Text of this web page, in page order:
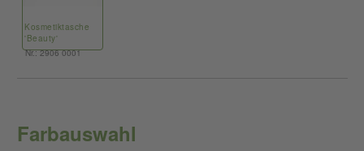
Kosmetiktasche
'Beauty'
Nr.: 2906 0001
Farbauswahl